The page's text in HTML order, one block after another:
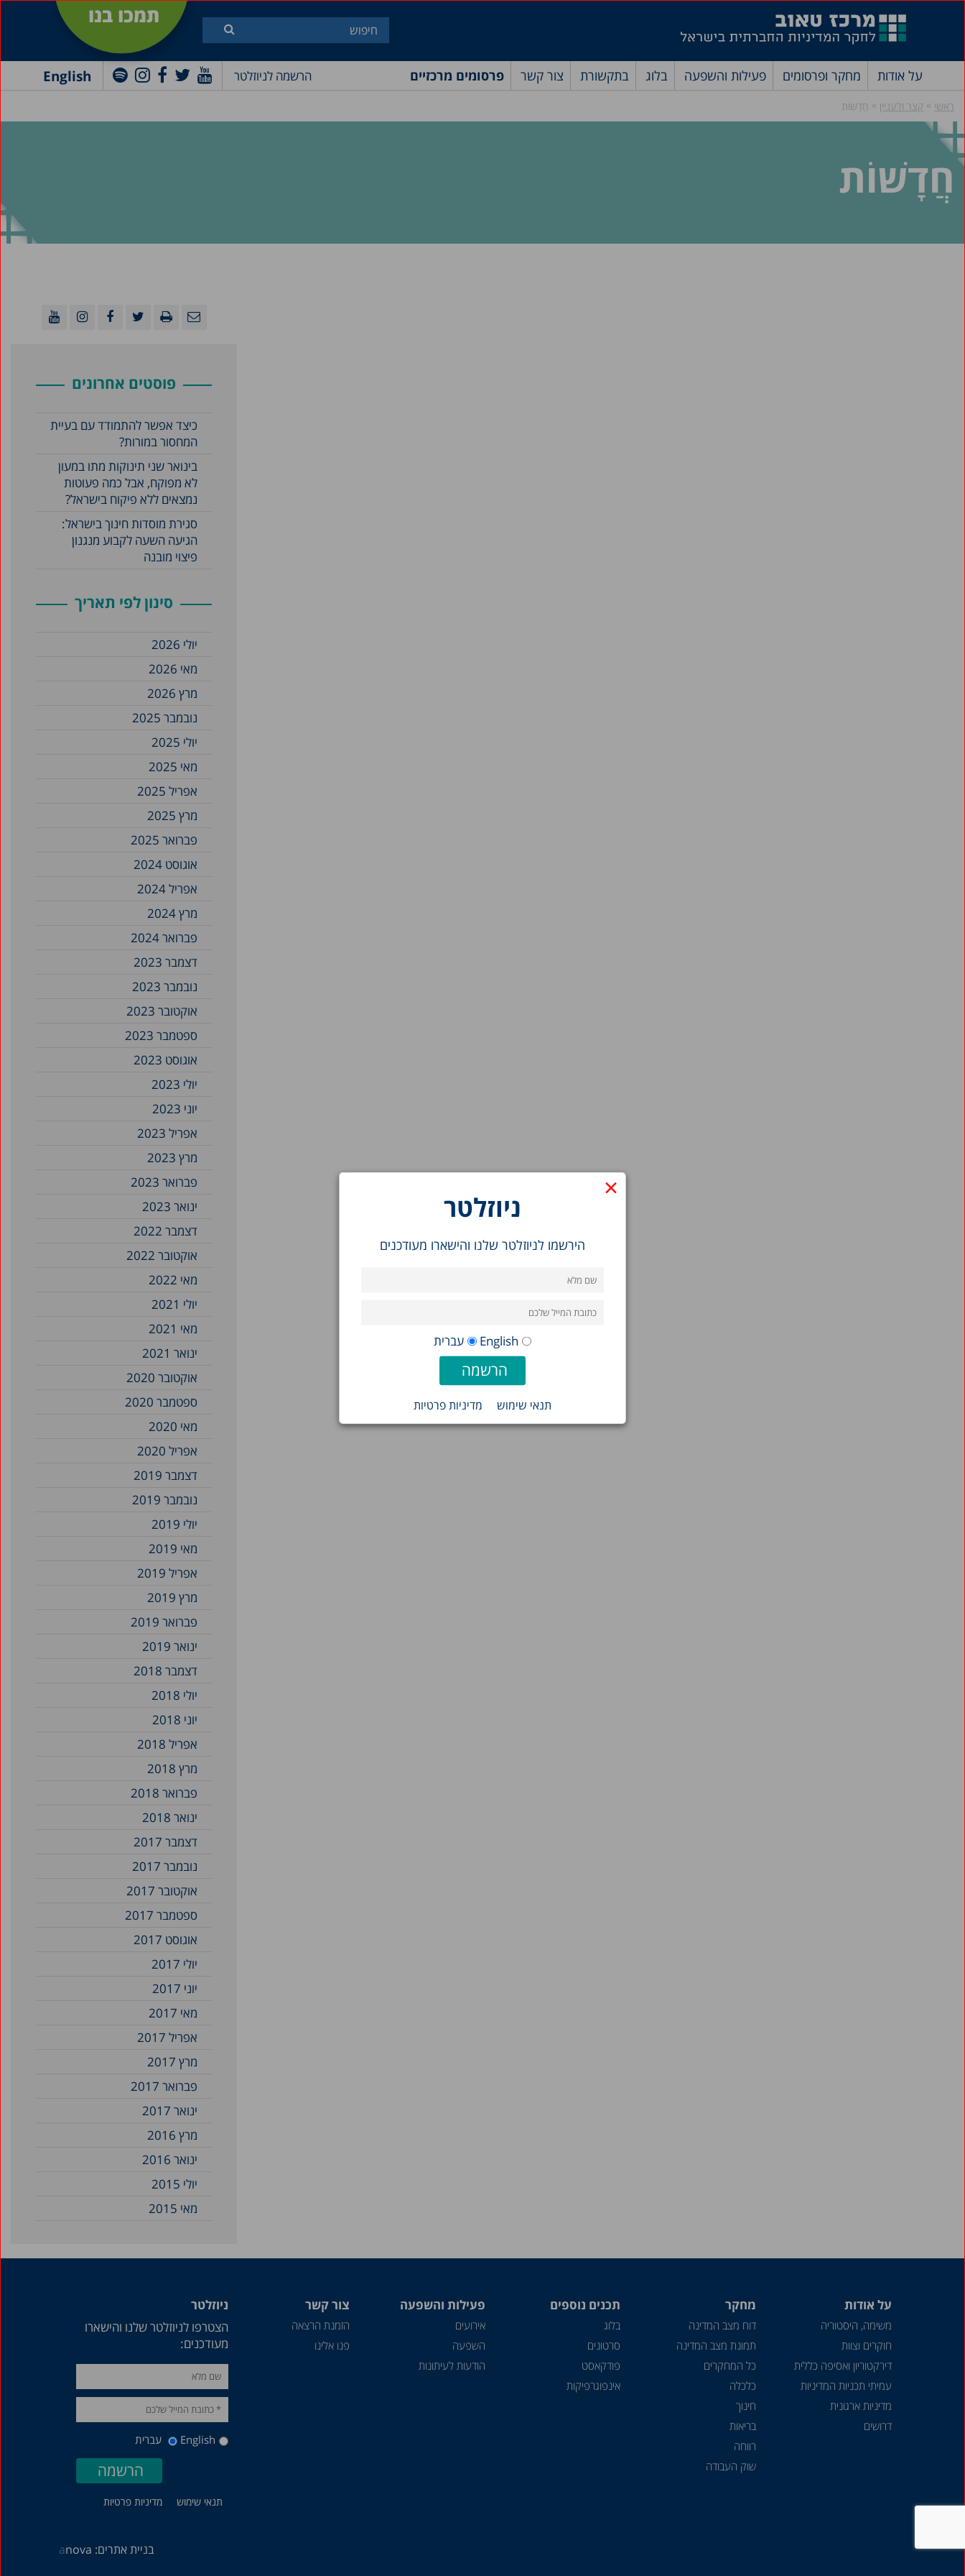
תמכו בנו
על אודות מחקר ופרסומים פעילות והשפעה בלוג בתקשורת צור קשר פרסומים מרכזיים הרשמה לניוזלטר English
×
ניוזלטר
הירשמו לניוזלטר שלנו והישארו מעודכנים
English עברית
תנאי שימוש מדיניות פרטיות
ראשי » קצר ולעניין » חֲדָשׁוֹת
חֲדָשׁוֹת
פוסטים אחרונים
כיצד אפשר להתמודד עם בעיית
המחסור במורות?
בינואר שני תינוקות מתו במעון
לא מפוקח, אבל כמה פעוטות
נמצאים ללא פיקוח בישראל?
סגירת מוסדות חינוך בישראל:
הגיעה השעה לקבוע מנגנון
פיצוי מובנה
סינון לפי תאריך
יולי 2026
מאי 2026
מרץ 2026
נובמבר 2025
יולי 2025
מאי 2025
אפריל 2025
מרץ 2025
פברואר 2025
אוגוסט 2024
אפריל 2024
מרץ 2024
פברואר 2024
דצמבר 2023
נובמבר 2023
אוקטובר 2023
ספטמבר 2023
אוגוסט 2023
יולי 2023
יוני 2023
אפריל 2023
מרץ 2023
פברואר 2023
ינואר 2023
דצמבר 2022
אוקטובר 2022
מאי 2022
יולי 2021
מאי 2021
ינואר 2021
אוקטובר 2020
ספטמבר 2020
מאי 2020
אפריל 2020
דצמבר 2019
נובמבר 2019
יולי 2019
מאי 2019
אפריל 2019
מרץ 2019
פברואר 2019
ינואר 2019
דצמבר 2018
יולי 2018
יוני 2018
אפריל 2018
מרץ 2018
פברואר 2018
ינואר 2018
דצמבר 2017
נובמבר 2017
אוקטובר 2017
ספטמבר 2017
אוגוסט 2017
יולי 2017
יוני 2017
מאי 2017
אפריל 2017
מרץ 2017
פברואר 2017
ינואר 2017
מרץ 2016
ינואר 2016
יולי 2015
מאי 2015
על אודות
משימה, היסטוריה
חוקרים וצוות
דירקטוריון ואסיפה כללית
עמיתי תכניות המדיניות
מדיניות ארגונית
דרושים
מחקר
דוח מצב המדינה
תמונת מצב המדינה
כל המחקרים
כלכלה
חינוך
בריאות
רווחה
שוק העבודה
תכנים נוספים
בלוג
סרטונים
פודקאסט
אינפוגרפיקות
פעילות והשפעה
אירועים
השפעה
הודעות לעיתונות
צור קשר
הזמנת הרצאה
פנו אלינו
ניוזלטר
הצטרפו לניוזלטר שלנו והישארו
מעודכנים:
English עברית
תנאי שימוש מדיניות פרטיות
בניית אתרים: anova